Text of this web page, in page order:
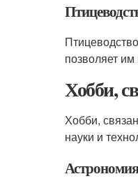
позволяет
Хобби,
Хобби,
науки и
Астрономия